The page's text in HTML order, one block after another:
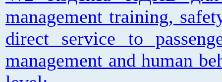
management training,
direct service to
management and human